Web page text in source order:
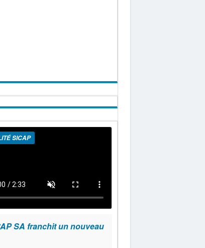
SICAP
SA franchit un nouveau